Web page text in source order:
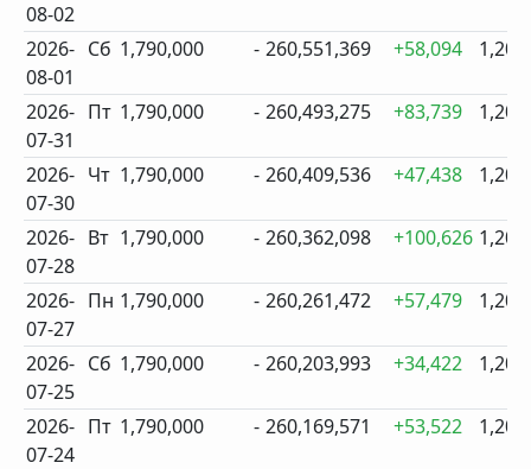
08-02
2026-
08-01
Сб 1,790,000 - 260,551,369 +58,094 1,205
2026-
07-31
Пт 1,790,000 - 260,493,275 +83,739 1,205
2026-
07-30
Чт 1,790,000 - 260,409,536 +47,438 1,204
2026-
07-28
Вт 1,790,000 - 260,362,098 +100,626 1,203
2026-
07-27
Пн 1,790,000 - 260,261,472 +57,479 1,202
2026-
07-25
Сб 1,790,000 - 260,203,993 +34,422 1,200
2026-
07-24
Пт 1,790,000 - 260,169,571 +53,522 1,200